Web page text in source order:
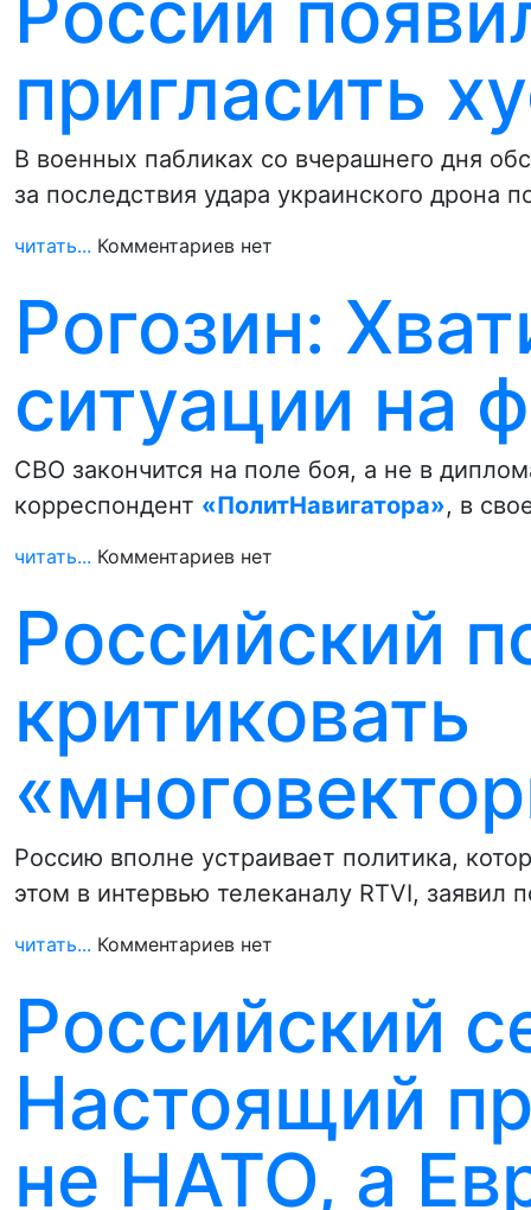
пригласить
В военных пабликах со вчерашнего дня
за последствия удара украинского дрона
читать... Комментариев нет
Рогозин:
ситуации на
СВО закончится на поле боя, а не в
корреспондент «ПолитНавигатора», в
читать... Комментариев нет
Российский
критиковать
Россию вполне устраивает политика,
этом в интервью телеканалу RTVI, заявил
читать... Комментариев нет
Российский
Настоящий
не НАТО, а